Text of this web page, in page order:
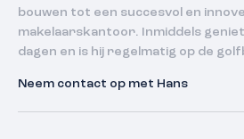
bouwen tot een succesvol en
makelaarskantoor. Inmiddels geniet
dagen en is hij regelmatig op de
Neem contact op met Hans